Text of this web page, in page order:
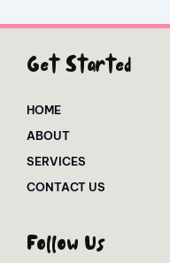
Get Started
HOME
ABOUT
SERVICES
CONTACT US
Follow Us